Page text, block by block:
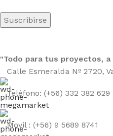
"Todo para tus proyectos,
Calle Esmeralda Nº 2720,
Teléfono: (+56) 332 382 629
Movil : (+56) 9 5689 8741